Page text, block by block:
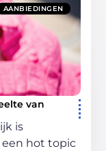
AANBIEDINGEN
van
is
hot topic